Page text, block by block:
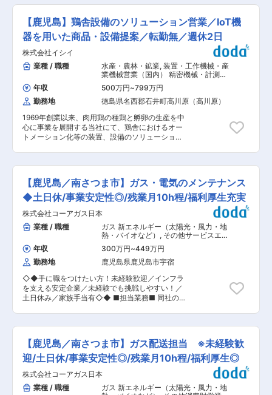
談をしながら決めております。） 変更の範囲：会
社の定める業務
て、ブロイラーのひな生産・飼養受託・販売も行
っております。 近年、後継者不足によりブロイラ
ー農場の廃業が相次いでおります。当社では、そ
ういった農場を従業員を含めて買収し、鶏舎をオ
ートメーション化することで従業員が重労働をす
る必要がなくなるように取り組んでおります。 ■
業務概要：種鶏農場スタッフ ひなを生む元となる
親鶏の飼養管理をお任せします。 ・種鶏の飼育：
集卵作業、選別、チップ捲き（床の管理）、鶏舎
の清掃 等 ・飼育データの管理 ・その他、農場内
にて社用車を使用して運搬を行うことがありま
ための鶏のことで、通常ブロイラーひなの親世代
を種鶏、その親世代を原種鶏といいます。 当社の
種鶏場では、種鶏と原種鶏を育てています。種鶏
場は、北は青森県から南は鹿児島県まで全国に展
種鶏管理に努めています。 ■入社後について 半
日程度の研修を本社かWEBで受けていただきま
す。その後、配属になり、配属先での研修やＯＪ
Ｔで業務を覚えていただきます。先輩社員が手厚
くフォローするので、未経験の方でも安心して入
社いただけます。 ■組織構成 69名（20代:9名、
30代:5名、40代:9名、50代:15名、60代:20名）
幅広い年代の方が活躍いただけてます！女性の方
も活躍中！ ■評価制度：当社の評価制度では、社
員一人一人が目標をもち、公正な評価・行動と成
果に見合った評価を行うことを大切にしておりま
す。 そのため、コンピテンシー（プロセス評価）
とMBO（数値評価）による評価制度を採用してお
員の評価を行っております。 ■働き方： ・週
休：シフトによる週2日制です。※シフトの都合に
す。 ・転勤：当面の間なし（年に一回希望を取
り、社員の方と相談をしながら決めておりま
す。） 変更の範囲：会社の定める業務
【鹿児島】鶏舎設備のソリューション営業／IoT機
器を用いた商品・設備提案／転勤無／週休2日
株式会社イシイ
業種 / 職種
水産・農林・鉱業, 装置・工作機械・産
業機械営業（国内） 精密機械・計測機
器・分析機器・光学製品営業（国内）
年収 500万円~799万円
勤務地
徳島県名西郡石井町高川原（高川原）
1969年創業以来、肉用鶏の種鶏と孵卵の生産を中
心に事業を展開する当社にて、鶏舎におけるオー
トメーション化等の装置、設備のソリューション
備導入提案、受注 ・施工部門との調整、納品 ・
市場、顧客開拓の計画 ・営業／販売部門の管理
■業務概要： 昨今の鶏舎はオートメーション化が
進み、自動給餌や給水はもちろんのこと、AIを活
用した日々の自動体重測定まで完全自動、スマホ
一台あれば鶏舎を管理できる時代となりました。
お客さまの手間を減らし、鶏舎に欠かせない空調
機器や暖房機器といった、鶏にとっても人にとっ
ても快適な環境を整えるIoT機器を用いた商品や
設備を顧客へ提案し、課題解決や業務効率化につ
なげていただきます。 営業だけにとどまらない販
売部門全体の管理をお任せできるような人財を募
集しています。 ■評価制度： 当社の評価制度で
は、社員一人一人が目標をもち、公正な評価・行
動と成果に見合った評価を行うことを大切にして
おります。 そのため、コンピテンシー（プロセス
て、社員の評価を行っております。 変更の範囲：
会社の定める業務
【鹿児島／南さつま市】ガス・電気のメンテナンス
◆土日休/事業安定性◎/残業月10h程/福利厚生充実
株式会社コーアガス日本
業種 / 職種
ガス 新エネルギー（太陽光・風力・地
熱・バイオなど） , その他サービスエン
ジニア プラント機器・設備
年収 300万円~449万円
勤務地
鹿児島県鹿児島市宇宿
◇◆手に職をつけたい方！未経験歓迎／インフラ
を支える安定企業／未経験でも挑戦しやすい！／
土日休み／家族手当有◇◆ ■担当業務■ 同社の
ターメンテナンス等を行って頂きます ▼詳細 ・
ガス器具修理・器具取付（ガスコンロや給湯器の
修理など） ・4年に1回法令点検（ガスの圧力、
漏れがないか、火が付くかといった点検） ・設備
の定期点検 ・ガス設備の設計・施工 等 ※業務中
の移動に際し自家用車（ガソリン代別途支給）、
社用車のいずれかの使用があります。 ■魅力■ ＜
【鹿児島／南さつま市】ガス配送担当 ※未経験歓
迎/土日休/事業安定性◎/残業月10h程/福利厚生◎
株式会社コーアガス日本
業種 / 職種
ガス 新エネルギー（太陽光・風力・地